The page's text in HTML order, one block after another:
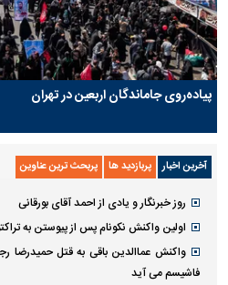
پیاده‌روی جاماندگان اربعین در تهران
آخرین اخبار پربازدید ها پربحث ترین عناوین
روز خبرنگار و یادی از احمد آقای بورقانی
اولین واکنش نکونام پس از پیوستن به
واکنش عماالدین باقی به قتل حمیدرضا
فاشیسم می آید